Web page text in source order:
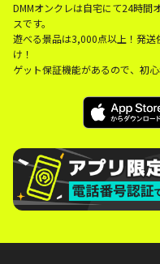
DMMオンクレは自宅にて24時間
スです。
遊べる景品は3,000点以上！発
け！
ゲット保証機能があるので、初